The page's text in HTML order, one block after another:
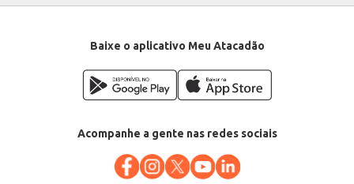
Baixe o aplicativo Meu Atacadão
Acompanhe a gente nas redes sociais